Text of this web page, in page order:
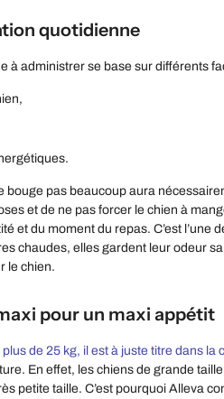
quotidienne
à administrer se base sur différents
bouge pas beaucoup aura
et de ne pas forcer le chien à
et du moment du repas. C’est
chaudes, elles gardent leur odeur
le chien.
pour un maxi appétit
de 25 kg, il est à juste titre dans la
En effet, les chiens de grande
petite taille. C’est pourquoi Alleva